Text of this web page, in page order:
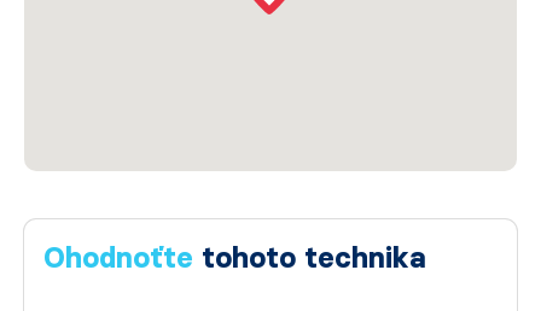
Ohodnoťte tohoto technika